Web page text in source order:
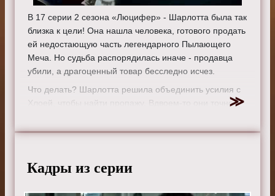
В 17 серии 2 сезона «Люцифер» - Шарлотта была так
близка к цели! Она нашла человека, готового продать
ей недостающую часть легендарного Пылающего
Меча. Но судьба распорядилась иначе - продавца
убили, а драгоценный товар бесследно исчез.
Что делать? Шарлотта решила объединить усилия с
Хлоей, чтобы найти пропажу. Вдвоем-то они точно
странное. Совет по этике внезапно отстранил Линду
Люцифер, как обычно, был занят своими делами. Но
тут к нему подошла Мейз. Она больше не могла
Кадры из серии